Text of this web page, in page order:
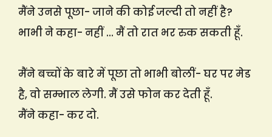
मैंने उनसे पूछा- जाने की कोई जल्दी तो नहीं है?
भाभी ने कहा- नहीं … मैं तो रात भर रुक सकती हूँ.
मैंने बच्चों के बारे में पूछा तो भाभी बोलीं- घर पर मेड
है, वो सम्भाल लेगी. मैं उसे फोन कर देती हूँ.
मैंने कहा- कर दो.